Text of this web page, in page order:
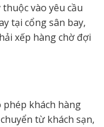
thuộc vào yêu cầu
tại cổng sân bay,
xếp hàng chờ đợi
phép khách hàng
từ khách sạn,